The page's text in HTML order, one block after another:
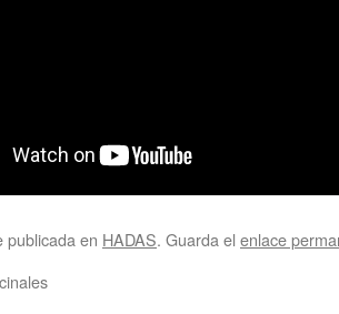
publicada en HADAS. Guarda el enlace